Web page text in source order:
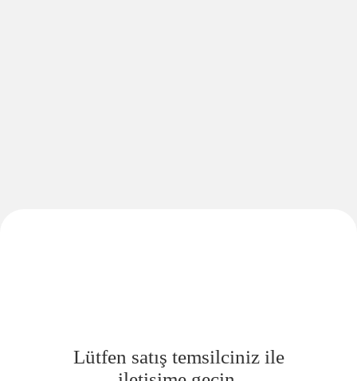
Lütfen satış temsilciniz ile